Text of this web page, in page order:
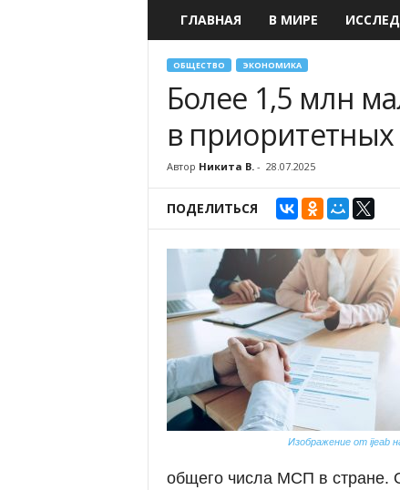
ГЛАВНАЯ В МИРЕ
ОБЩЕСТВО ЭКОНОМИКА
Более 1,5 млн
в
Автор Никита В.- 28.07.2025
ПОДЕЛИТЬСЯ
Изображение от ijeab
общего числа МСП в стране.